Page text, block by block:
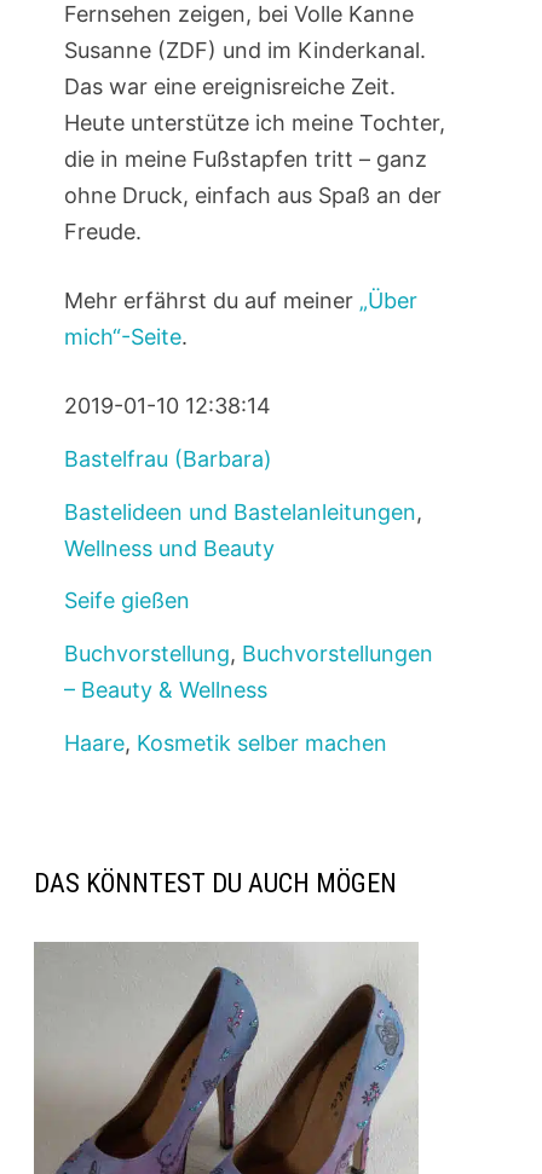
Fernsehen zeigen, bei Volle Kanne
Susanne (ZDF) und im Kinderkanal.
Das war eine ereignisreiche Zeit.
Heute unterstütze ich meine Tochter,
die in meine Fußstapfen tritt – ganz
ohne Druck, einfach aus Spaß an der
Freude.
Mehr erfährst du auf meiner „Über
mich“-Seite.
2019-01-10 12:38:14
Bastelfrau (Barbara)
Bastelideen und Bastelanleitungen,
Wellness und Beauty
Seife gießen
Buchvorstellung, Buchvorstellungen
– Beauty & Wellness
Haare, Kosmetik selber machen
DAS KÖNNTEST DU AUCH MÖGEN